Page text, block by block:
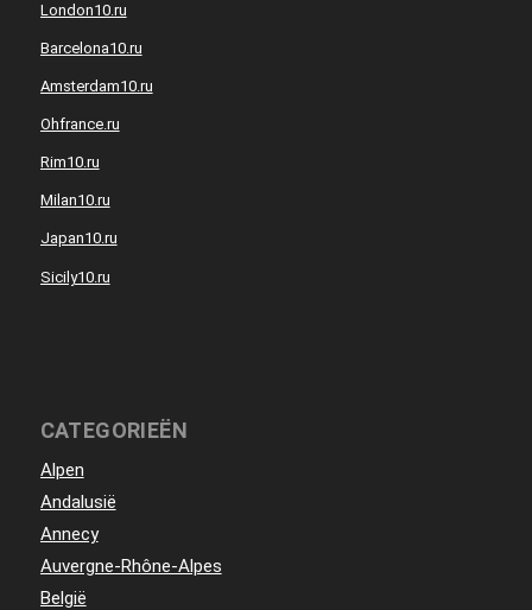
London10.ru
Barcelona10.ru
Amsterdam10.ru
Ohfrance.ru
Rim10.ru
Milan10.ru
Japan10.ru
Sicily10.ru
CATEGORIEËN
Alpen
Andalusië
Annecy
Auvergne-Rhône-Alpes
België